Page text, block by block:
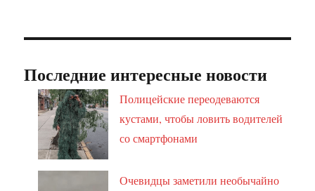
Последние интересные новости
Полицейские переодеваются
кустами, чтобы ловить водителей
со смартфонами
Очевидцы заметили необычайно